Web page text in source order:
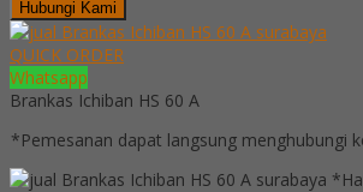
Hubungi Kami
QUICK ORDER
Whatsapp
Brankas Ichiban HS 60 A
*Pemesanan dapat langsung menghubungi